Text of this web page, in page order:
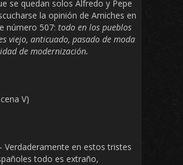
se quedan solos Alfredo y Pepe
la opinión de Arniches en
número 507: todo en los pueblos
viejo, anticuado, pasado de moda
de modernización.
V)
Verdaderamente en estos tristes
todo es extraño,